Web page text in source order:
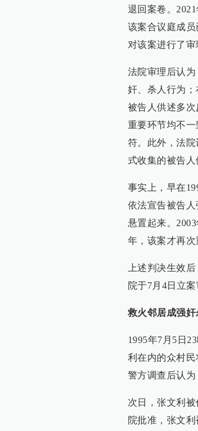
退回案卷。
该案合议庭成
对该案进行了审
法院审理后认
奸、杀人行为
被告人供述多
重要环节均不
符。此外，法
式收集的被告人
事实上，早在
依法宣告被告
悬置起来。
年，该案才再次
上述判决生效
院于7月4日立案
救火邻居成强
1995年7月5日
利在内的众村民
警方调查后认为
次日，张文利
院批准，张文利